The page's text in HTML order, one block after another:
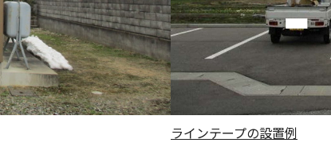
ラインテープの設置例